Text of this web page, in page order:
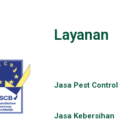
Layanan
Jasa Pest Control​
Jasa Kebersihan